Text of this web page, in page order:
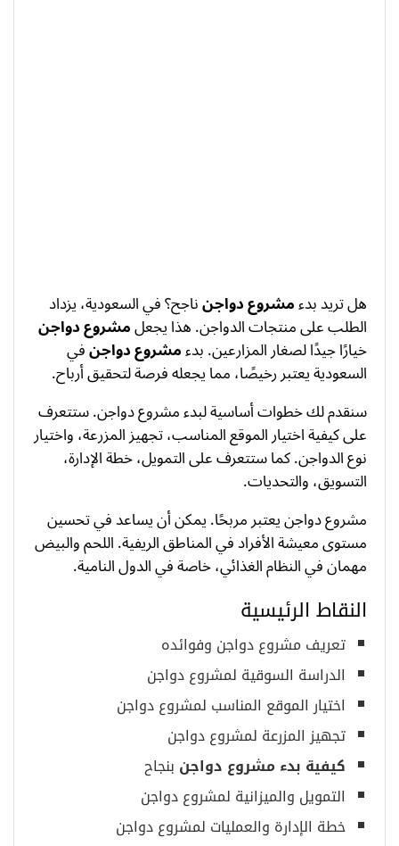
هل تريد بدءمشروع دواجنناجح؟ في السعودية، يزداد
الطلب على منتجات الدواجن. هذا يجعلمشروع دواجن
خيارًا جيدًا لصغار المزارعين. بدءمشروع دواجنفي
السعودية يعتبر رخيصًا، مما يجعله فرصة لتحقيق أرباح.
سنقدم لك خطوات أساسية لبدء مشروع دواجن. ستتعرف
على كيفية اختيار الموقع المناسب، تجهيز المزرعة، واختيار
نوع الدواجن. كما ستتعرف على التمويل، خطة الإدارة،
التسويق، والتحديات.
مشروع دواجن يعتبر مربحًا. يمكن أن يساعد في تحسين
مستوى معيشة الأفراد في المناطق الريفية. اللحم والبيض
مهمان في النظام الغذائي، خاصة في الدول النامية.
النقاط الرئيسية
تعريف مشروع دواجن وفوائده
الدراسة السوقية لمشروع دواجن
اختيار الموقع المناسب لمشروع دواجن
تجهيز المزرعة لمشروع دواجن
كيفية بدء مشروع دواجن بنجاح
التمويل والميزانية لمشروع دواجن
خطة الإدارة والعمليات لمشروع دواجن